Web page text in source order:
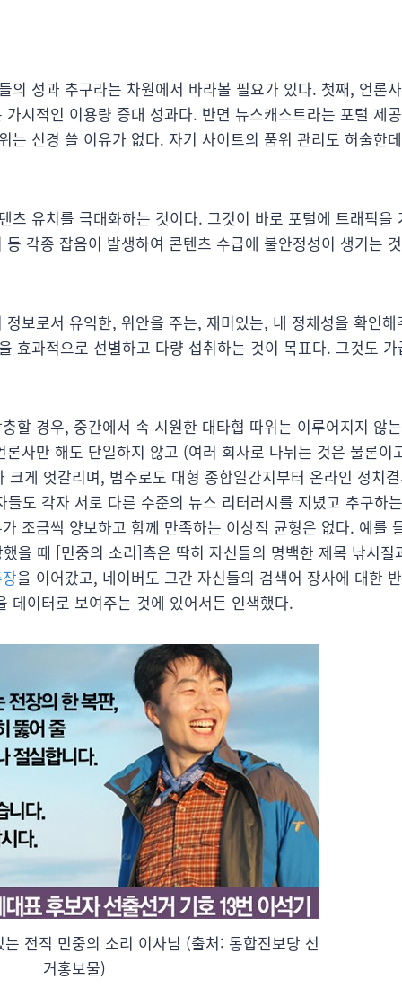
의 성과 추구라는 차원에서 바라볼 필요가 있다. 첫째, 언론
시적인 이용량 증대 성과다. 반면 뉴스캐스트라는 포털 제
는 신경 쓸 이유가 없다. 자기 사이트의 품위 관리도 허술한
츠 유치를 극대화하는 것이다. 그것이 바로 포털에 트래픽을
각종 잡음이 발생하여 콘텐츠 수급에 불안정성이 생기는
보로서 유익한, 위안을 주는, 재미있는, 내 정체성을 확인해
효과적으로 선별하고 다량 섭취하는 것이 목표다. 그것도 가
할 경우, 중간에서 속 시원한 대타협 따위는 이루어지지 않
사만 해도 단일하지 않고 (여러 회사로 나뉘는 것은 물론이
게 엇갈리며, 범주로도 대형 종합일간지부터 온라인 정치
도 각자 서로 다른 수준의 뉴스 리터러시를 지녔고 추구하
조금씩 양보하고 함께 만족하는 이상적 균형은 없다. 예를
을 때 [민중의 소리]측은 딱히 자신들의 명백한 제목 낚시질
을 이어갔고, 네이버도 그간 자신들의 검색어 장사에 대한
데이터로 보여주는 것에 있어서든 인색했다.
전직 민중의 소리 이사님 (출처: 통합진보당 선
거홍보물)